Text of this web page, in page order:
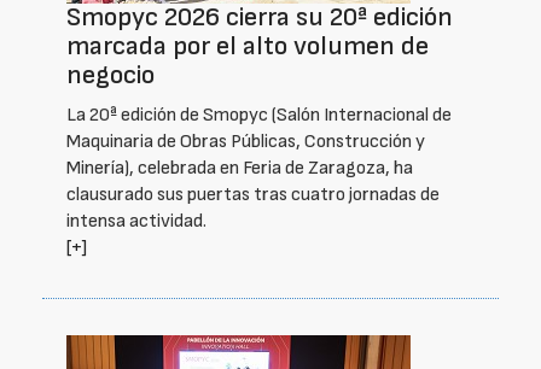
Smopyc 2026 cierra su 20ª edición
marcada por el alto volumen de
negocio
La 20ª edición de Smopyc (Salón Internacional de
Maquinaria de Obras Públicas, Construcción y
Minería), celebrada en Feria de Zaragoza, ha
clausurado sus puertas tras cuatro jornadas de
intensa actividad.
[+]